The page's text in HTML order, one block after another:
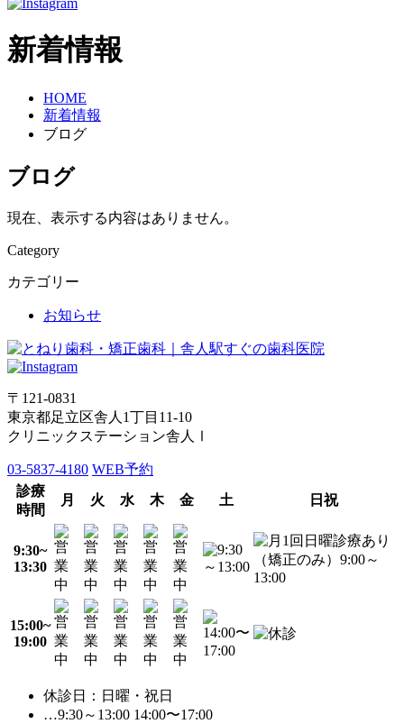
新着情報
HOME
新着情報
ブログ
ブログ
現在、表示する内容はありません。
Category
カテゴリー
お知らせ
〒121-0831
東京都足立区舎人1丁目11-10
クリニックステーション舎人Ⅰ
03-5837-4180 WEB予約
診療
時間
月 火 水 木 金 土 日祝
9:30~
13:30
15:00~
19:00
休診日：日曜・祝日
…9:30～13:00 14:00〜17:00